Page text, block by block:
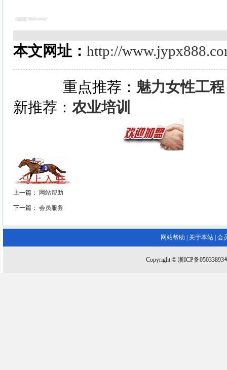
本文网址： http://
重点推荐： 魅力女性工程
新推荐： 农业培训
上一篇： 网站帮助
下一篇： 会员服务
网站帮助 关于本站 会
Copyright © 浙ICP备05033893